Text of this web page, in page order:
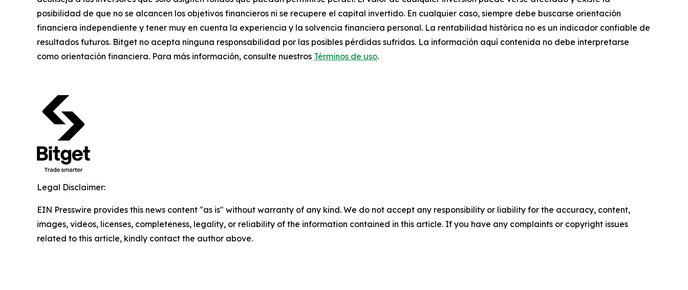
posibilidad de que no se alcancen los objetivos financieros ni se recupere el capital invertido. En cualquier caso, siempre debe buscarse orientación
financiera independiente y tener muy en cuenta la experiencia y la solvencia financiera personal. La rentabilidad histórica no es un indicador confiable de
resultados futuros. Bitget no acepta ninguna responsabilidad por las posibles pérdidas sufridas. La información aquí contenida no debe interpretarse
como orientación financiera. Para más información, consulte nuestros Términos de uso.
Legal Disclaimer:
EIN Presswire provides this news content "as is" without warranty of any kind. We do not accept any responsibility or liability for the accuracy, content,
images, videos, licenses, completeness, legality, or reliability of the information contained in this article. If you have any complaints or copyright issues
related to this article, kindly contact the author above.